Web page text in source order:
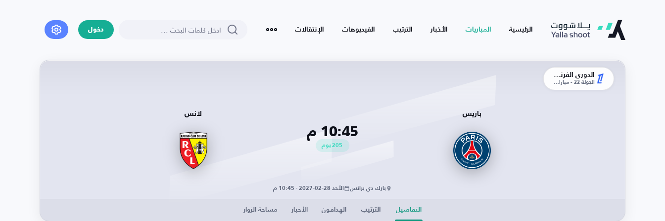
الرئيسية المباريات الأخبار الترتيب الفيديوهات الإنتقالات دخول
الجولة 22 - مباراة الإياب
باريس
10:45 م
205 يوم
لانس
بارك دي برانس الأحد 28-02-2027 · 10:45 م
التفاصيل الترتيب الهدافون الأخبار مساحة الزوار